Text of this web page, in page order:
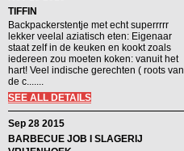
TIFFIN
Backpackerstentje met echt superrrrr
lekker veelal aziatisch eten: Eigenaar
staat zelf in de keuken en kookt zoals
iedereen zou moeten koken: vanuit het
hart! Veel indische gerechten ( roots van
de c.......
SEE ALL DETAILS
Sep 28 2015
BARBECUE JOB I SLAGERIJ